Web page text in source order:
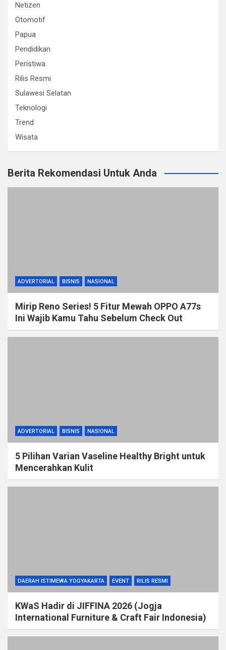
Netizen
Otomotif
Papua
Pendidikan
Peristiwa
Rilis Resmi
Sulawesi Selatan
Teknologi
Trend
Wisata
Berita Rekomendasi Untuk Anda
ADVERTORIAL BISNIS NASIONAL
Mirip Reno Series! 5 Fitur Mewah OPPO A77s
Ini Wajib Kamu Tahu Sebelum Check Out
ADVERTORIAL BISNIS NASIONAL
5 Pilihan Varian Vaseline Healthy Bright untuk
Mencerahkan Kulit
DAERAH ISTIMEWA YOGYAKARTA EVENT RILIS RESMI
KWaS Hadir di JIFFINA 2026 (Jogja
International Furniture & Craft Fair Indonesia)